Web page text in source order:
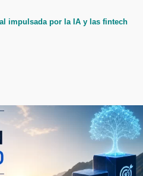
impulsada por la IA y las fintech